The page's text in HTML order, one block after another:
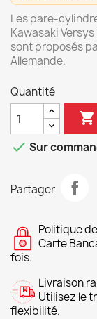
Les pare-
Kawasaki Versys
sont proposés
Allemande.
Quantité

 Sur
Partager
Politique
Carte
fois.
Livraison
Utilisez le
flexibilité.